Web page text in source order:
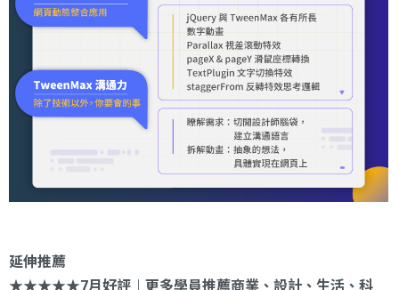
延伸推薦
★★★★★7月好評︱更多學員推薦商業、設計、生活、科